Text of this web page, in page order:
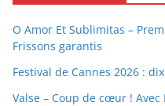
O Amor Et Sublimitas –
Frissons garantis
Festival de Cannes 2026 :
Valse – Coup de cœur !